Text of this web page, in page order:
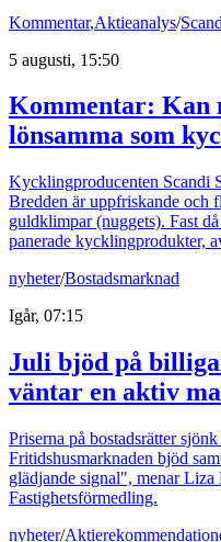
Kommentar,Aktieanalys/
5 augusti, 15:50
Kommentar: Kan
lönsamma som
Kycklingproducenten Scandi
Bredden är uppfriskande och
guldklimpar (nuggets). Fast
panerade kycklingprodukter,
nyheter/Bostadsmarknad
Igår, 07:15
Juli bjöd på
väntar en aktiv
Priserna på bostadsrätter
Fritidshusmarknaden bjöd
glädjande signal", menar
Fastighetsförmedling.
nyheter/